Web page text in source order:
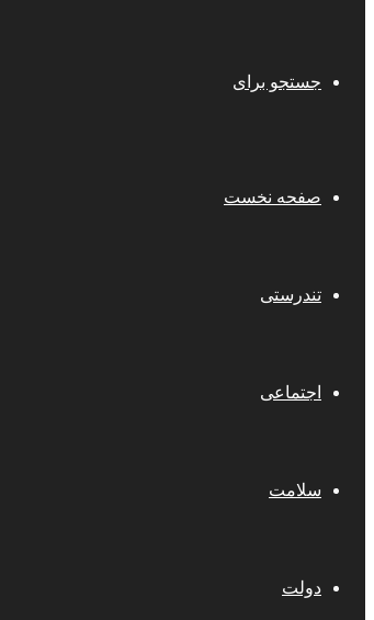
جستجو برای
صفحه نخست
تندرستی
اجتماعی
سلامت
دولت